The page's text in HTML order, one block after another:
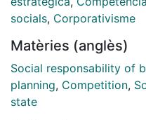
con la comunidad: qué
realizar, mediante qué
económicos, financieros
social va a fortalecerse
internos de la empresa.
socials, Corporativisme
Matèries (anglès)
Social responsability of
planning, Competition,
state